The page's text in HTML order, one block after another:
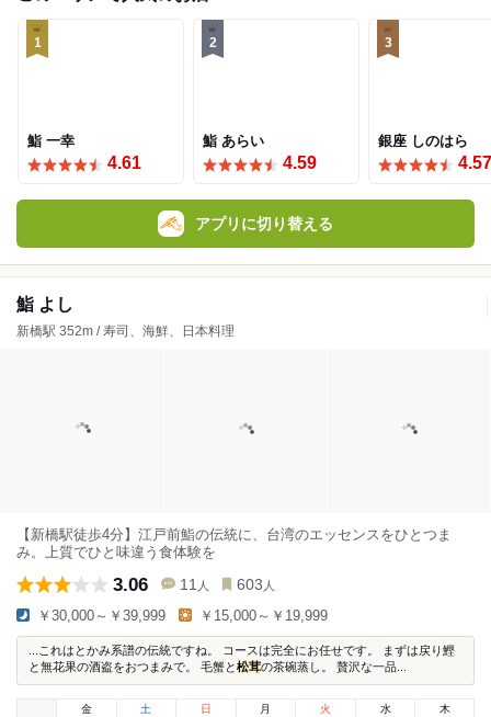
1
鮨 一幸
4.61
2
鮨 あらい
4.59
3
銀座 しのはら
4.57
アプリに切り替える
鮨 よし
新橋駅 352m / 寿司、海鮮、日本料理
【新橋駅徒歩4分】江戸前鮨の伝統に、台湾のエッセンスをひとつま
み。上質でひと味違う食体験を
3.06 11 人 603 人
￥30,000～￥39,999 ￥15,000～￥19,999
...これはとかみ系譜の伝統ですね。 コースは完全にお任せです。 まずは戻り鰹
と無花果の酒盗をおつまみで。 毛蟹と松茸の茶碗蒸し。 贅沢な一品...
金
土 日 月 火 水 木